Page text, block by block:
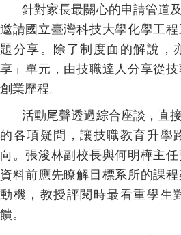
針對家長最關心的申請管道
邀請國立臺灣科技大學化學工
題分享。除了制度面的解說，
享」單元，由技職達人分享從
創業歷程。
活動尾聲透過綜合座談，直
的各項疑問，讓技職教育升學
向。張浚林副校長與何明樺主
資料前應先瞭解目標系所的課
動機，教授評閱時最看重學生
饋。